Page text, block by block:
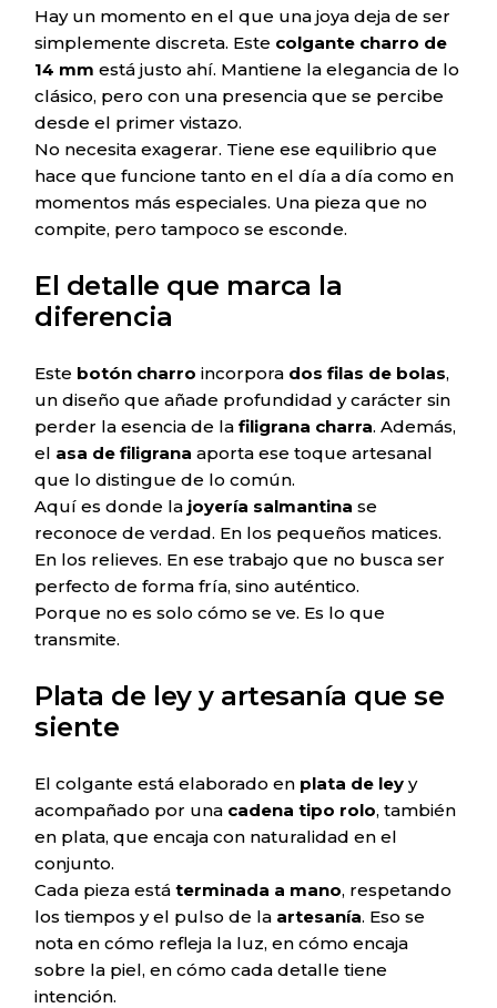
Hay un momento en el que una joya deja de ser
simplemente discreta. Este colgante charro de
14 mm está justo ahí. Mantiene la elegancia de lo
clásico, pero con una presencia que se percibe
desde el primer vistazo.
No necesita exagerar. Tiene ese equilibrio que
hace que funcione tanto en el día a día como en
momentos más especiales. Una pieza que no
compite, pero tampoco se esconde.
El detalle que marca la
diferencia
Este botón charro incorpora dos filas de bolas,
un diseño que añade profundidad y carácter sin
perder la esencia de lafiligrana charra. Además,
el asa de filigrana aporta ese toque artesanal
que lo distingue de lo común.
Aquí es donde la joyería salmantina se
reconoce de verdad. En los pequeños matices.
En los relieves. En ese trabajo que no busca ser
perfecto de forma fría, sino auténtico.
Porque no es solo cómo se ve. Es lo que
transmite.
Plata de ley y artesanía que se
siente
El colgante está elaborado en plata de ley y
acompañado por una cadena tipo rolo, también
en plata, que encaja con naturalidad en el
conjunto.
Cada pieza estáterminada a mano, respetando
los tiempos y el pulso de la artesanía. Eso se
nota en cómo refleja la luz, en cómo encaja
sobre la piel, en cómo cada detalle tiene
intención.